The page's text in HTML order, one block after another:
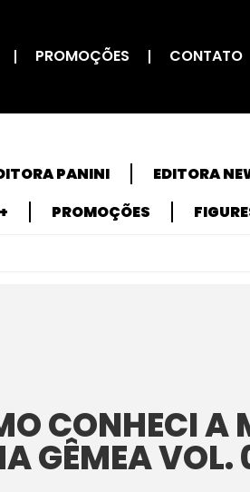
PROMOÇÕES CONTATO
PANINI EDITORA
PROMOÇÕES
CONHECI A
GÊMEA VOL.